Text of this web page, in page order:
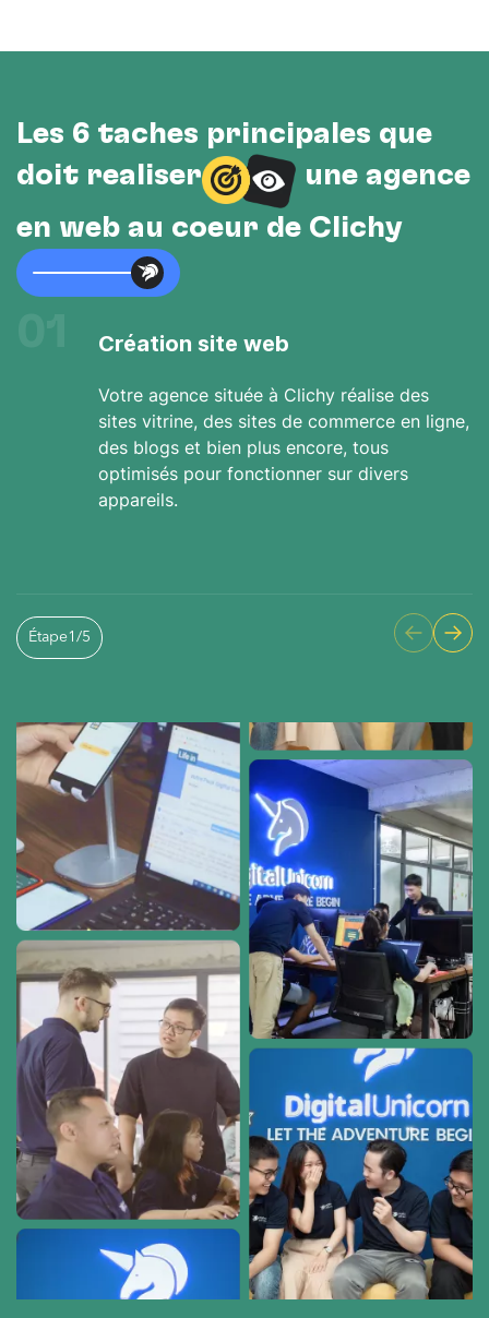
Les 6 tâches principales que
doit réaliser
une agence
en web au cœur de Clichy
Création site web
Votre agence située à Clichy réalise des
sites vitrine, des sites de commerce en ligne,
des blogs et bien plus encore, tous
optimisés pour fonctionner sur divers
appareils.
Étape1 /5